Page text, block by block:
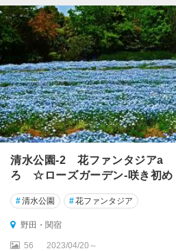
清水公園-2 花ファンタジアa
ろ ☆ローズガーデン-咲き初め
#清水公園 #花ファンタジア
野田・関宿
56 2023/04/20～